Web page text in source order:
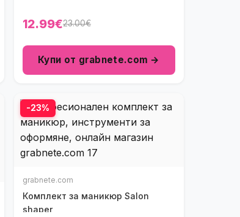
12.99€23.00€
Купи от grabnete.com →
-23%
grabnete.com
Комплект за маникюр Salon
shaper